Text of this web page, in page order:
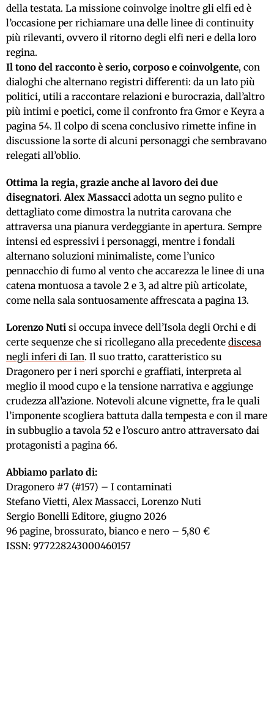
della testata. La missione coinvolge inoltre gli elfi ed è
l’occasione per richiamare una delle linee di continuity
più rilevanti, ovvero il ritorno degli elfi neri e della loro
regina.
Il tono del racconto è serio, corposo e coinvolgente, con
dialoghi che alternano registri differenti: da un lato più
politici, utili a raccontare relazioni e burocrazia, dall’altro
più intimi e poetici, come il confronto fra Gmor e Keyra a
pagina 54. Il colpo di scena conclusivo rimette infine in
discussione la sorte di alcuni personaggi che sembravano
relegati all’oblio.
Ottima la regia, grazie anche al lavoro dei due
disegnatori. Alex Massacci adotta un segno pulito e
dettagliato come dimostra la nutrita carovana che
attraversa una pianura verdeggiante in apertura. Sempre
intensi ed espressivi i personaggi, mentre i fondali
alternano soluzioni minimaliste, come l’unico
pennacchio di fumo al vento che accarezza le linee di una
catena montuosa a tavole 2 e 3, ad altre più articolate,
come nella sala sontuosamente affrescata a pagina 13.
Lorenzo Nuti si occupa invece dell’Isola degli Orchi e di
certe sequenze che si ricollegano alla precedente discesa
negli inferi di Ian. Il suo tratto, caratteristico su
Dragonero per i neri sporchi e graffiati, interpreta al
meglio il mood cupo e la tensione narrativa e aggiunge
crudezza all’azione. Notevoli alcune vignette, fra le quali
l’imponente scogliera battuta dalla tempesta e con il mare
in subbuglio a tavola 52 e l’oscuro antro attraversato dai
protagonisti a pagina 66.
Abbiamo parlato di:
Dragonero #7 (#157) – I contaminati
Stefano Vietti, Alex Massacci, Lorenzo Nuti
Sergio Bonelli Editore, giugno 2026
96 pagine, brossurato, bianco e nero – 5,80 €
ISSN: 977228243000460157